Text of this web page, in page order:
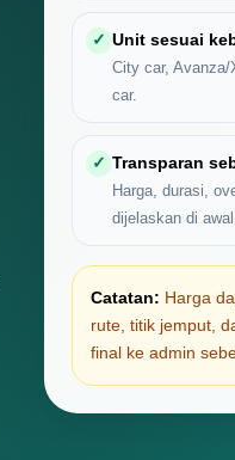
✓ Unit sesuai
City car,
car.
✓ Transparan
Harga, durasi,
dijelaskan di
Catatan: Harga
rute, titik jemput,
final ke admin